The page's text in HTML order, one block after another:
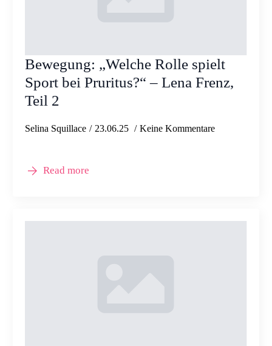
Bewegung: „Welche Rolle spielt
Sport bei Pruritus?“ – Lena Frenz,
Teil 2
Selina Squillace 23.06.25 Keine Kommentare
Read more